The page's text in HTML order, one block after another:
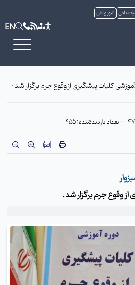
علمی شهروندان
EN
کلیات پیشگیری از وقوع جرم برگزار شد ·
- تعداد بازدیدکننده: 455
وقوع جرم برگزار شد .